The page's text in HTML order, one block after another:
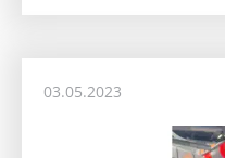
03.05.2023